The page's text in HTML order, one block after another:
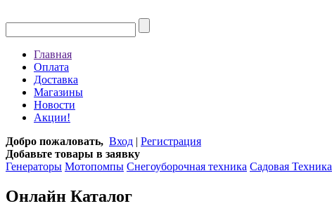
Главная
Оплата
Доставка
Магазины
Новости
Акции!
Добро пожаловать, Вход | Регистрация
Добавьте товары в заявку
Генераторы Мотопомпы Снегоуборочная техника Садовая Техника
Онлайн Каталог